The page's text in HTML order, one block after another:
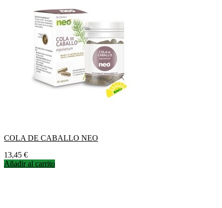
COLA DE CABALLO NEO
Precio
13,45 €
Añadir al carrito